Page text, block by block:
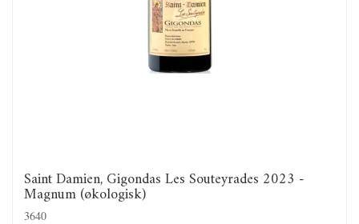
Saint Damien, Gigondas Les Souteyrades 2023 -
Magnum (økologisk)
3640